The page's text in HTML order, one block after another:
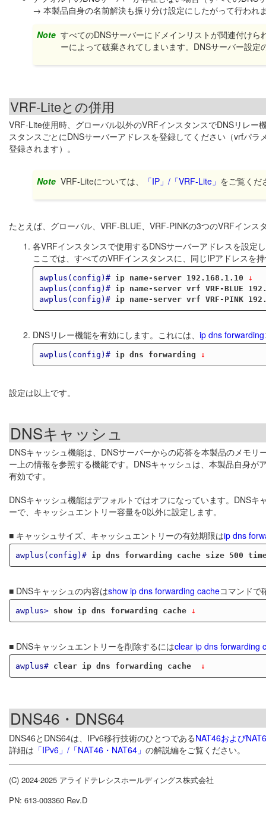
→ 本製品自身の名前解決も振り分け設定にしたがって行われ
Note すべてのDNSサーバーにドメインリストが関連付け
ーによって破棄されてしまいます。DNSサーバー設定
VRF-Liteとの併用
VRF-Lite使用時、グローバル以外のVRFインスタンスでDNSリレー
スタンスごとにDNSサーバーアドレスを登録してください（vrfパ
登録されます）。
Note VRF-Liteについては、 「IP」/「VRF-Lite」 をご覧くだ
たとえば、グローバル、VRF-BLUE、VRF-PINKの3つのVRFイン
各VRFインスタンスで使用するDNSサーバーアドレスを設定
ここでは、すべてのVRFインスタンスに、同じIPアドレスを
awplus(config)# ip name-server 192.168.1.10 ↓
awplus(config)#
ip name-server vrf VRF-BLUE
awplus(config)#
ip name-server vrf VRF-PINK
DNSリレー機能を有効にします。これには、 ip dns forwarding
awplus(config)# ip dns forwarding ↓
設定は以上です。
DNSキャッシュ
DNSキャッシュ機能は、DNSサーバーからの応答を本製品のメモ
ー上の情報を参照する機能です。DNSキャッシュは、本製品自身
有効です。
DNSキャッシュ機能はデフォルトではオフになっています。DNSキ
ーで、キャッシュエントリー容量を0以外に設定します。
■ キャッシュサイズ、キャッシュエントリーの有効期限はip dns
awplus(config)# ip dns forwarding cache size 500
■ DNSキャッシュの内容はshow ip dns forwarding cacheコマンドで
awplus> show ip dns forwarding cache ↓
■ DNSキャッシュエントリーを削除するにはclear ip dns forwarding
awplus# clear ip dns forwarding cache ↓
DNS46・DNS64
DNS46とDNS64は、IPv6移行技術のひとつであるNAT46および
詳細は 「IPv6」/「NAT46・NAT64」 の解説編をご覧ください。
(C) 2024-2025 アライドテレシスホールディングス株式会社
PN: 613-003360 Rev.D